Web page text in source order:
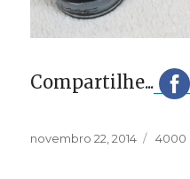
Compartilhe...
Publicado
novembro 22, 2014 4000